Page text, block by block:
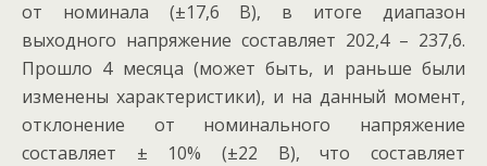
от номинала (±17,6 В), в итоге диапазон
выходного напряжение составляет 202,4 – 237,6.
Прошло 4 месяца (может быть, и раньше были
изменены характеристики), и на данный момент,
отклонение от номинального напряжение
составляет ± 10% (±22 В), что составляет